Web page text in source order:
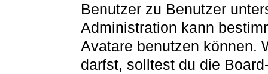
Benutzer zu Benutzer
Administration kann
Avatare benutzen können.
darfst, solltest du die